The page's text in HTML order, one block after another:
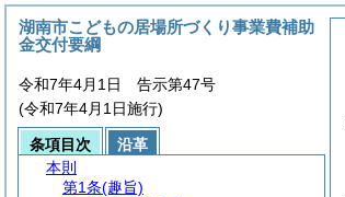
湖南市こどもの居場所づくり事業費補助
金交付要綱
令和7年4月1日 告示第47号
(令和7年4月1日施行)
条項目次
沿革
本則
第1条(趣旨)